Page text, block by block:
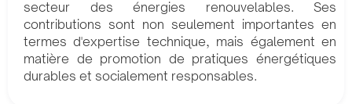
secteur des énergies renouvelables. Ses
contributions sont non seulement importantes en
termes d'expertise technique, mais également en
matière de promotion de pratiques énergétiques
durables et socialement responsables.